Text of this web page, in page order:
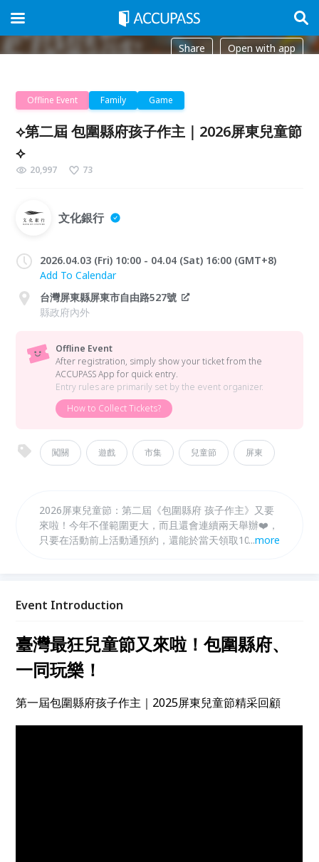
Share Open with app
Offline Event Family Game
⟡第二屆 包圍縣府孩子作主｜2026屏東兒童節
⟡
20,997 73
文化銀行
2026.04.03 (Fri) 10:00 - 04.04 (Sat) 16:00 (GMT+8)
Add To Calendar
台灣屏東縣屏東市自由路527號
縣政府內外
Offline Event
After registration, simply show your ticket from the
ACCUPASS App for quick entry.
Entry rules are primarily set by the event organizer.
How to Collect Tickets?
闖關 遊戲 市集 兒童節 屏東
2026屏東兒童節：第二屆《包圍縣府 孩子作主》又要
來啦！今年不僅範圍更大，而且還會連續兩天舉辦❤️，
只要在活動前上活動通預約，還能於當天領取100元面
表演舞台，各處室夥伴也以孩子為視角，把公共政策轉
...more
Event Introduction
臺灣最狂兒童節又來啦！包圍縣府、
一同玩樂！
第一屆包圍縣府孩子作主｜2025屏東兒童節精采回顧